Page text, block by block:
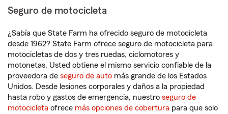
Seguro de motocicleta
¿Sabía que State Farm ha ofrecido seguro de motocicleta
desde 1962? State Farm ofrece seguro de motocicleta para
motocicletas de dos y tres ruedas, ciclomotores y
motonetas. Usted obtiene el mismo servicio confiable de la
proveedora de seguro de auto más grande de los Estados
Unidos. Desde lesiones corporales y daños a la propiedad
hasta robo y gastos de emergencia, nuestro seguro de
motocicleta ofrece más opciones de cobertura para que solo